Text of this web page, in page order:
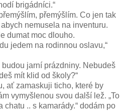
brigádníci.“
přemýšlím. Co jen tak
nemusela na inventuru.
dumat moc dlouho.
jedem na rodinnou oslavu,“
budou jarní prázdniny. Nebudeš
mít klid od školy?“
ať zamaskuji ticho, které by
vymyšlenou svou další lež. „To
.. s kamarády.“ dodám po